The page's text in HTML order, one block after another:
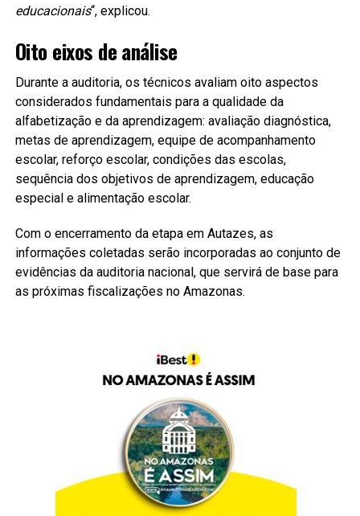
educacionais“, explicou.
Oito eixos de análise
Durante a auditoria, os técnicos avaliam oito aspectos
considerados fundamentais para a qualidade da
alfabetização e da aprendizagem: avaliação diagnóstica,
metas de aprendizagem, equipe de acompanhamento
escolar, reforço escolar, condições das escolas,
sequência dos objetivos de aprendizagem, educação
especial e alimentação escolar.
Com o encerramento da etapa em Autazes, as
informações coletadas serão incorporadas ao conjunto de
evidências da auditoria nacional, que servirá de base para
as próximas fiscalizações no Amazonas.